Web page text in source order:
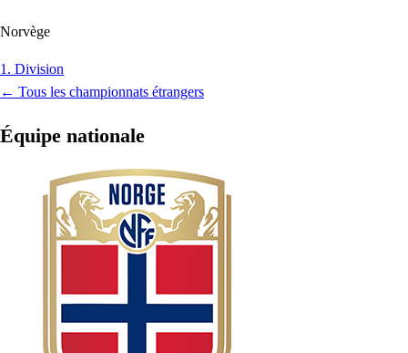
Norvège
1. Division
← Tous les championnats étrangers
Équipe nationale